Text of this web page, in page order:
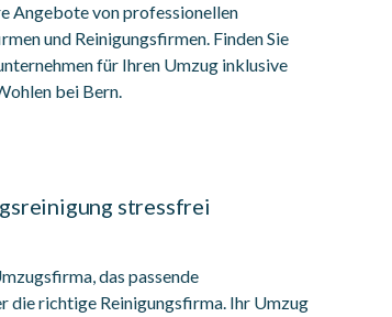
Angebote von professionellen
und Reinigungsfirmen. Finden Sie
für Ihren Umzug inklusive
bei Bern.
stressfrei
das passende
die richtige Reinigungsfirma. Ihr Umzug